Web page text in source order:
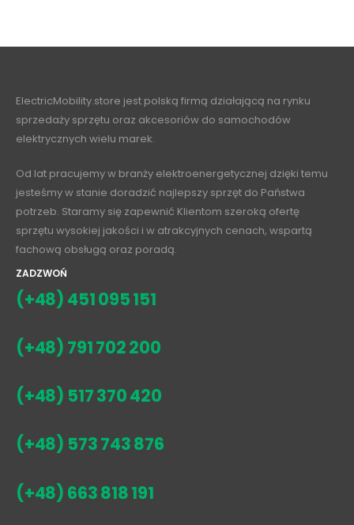
ElectricMobility.store jest polską firmą działającą na rynku
sprzedaży sprzętu oraz akcesoriów do samochodów
elektrycznych wielu marek.
Od lat pracujemy w branży elektroenergetycznej dzięki temu
jesteśmy w stanie doradzić najlepszy sprzęt do Państwa
potrzeb. Staramy się zapewnić Klientom szeroką ofertę
sprzętu wysokiej jakości i w atrakcyjnych cenach, wspartą
fachową obsługą oraz poradą.
ZADZWOŃ
(+48) 451 095 151
(+48) 791 702 200
(+48) 517 370 420
(+48) 573 743 876
(+48) 663 818 191